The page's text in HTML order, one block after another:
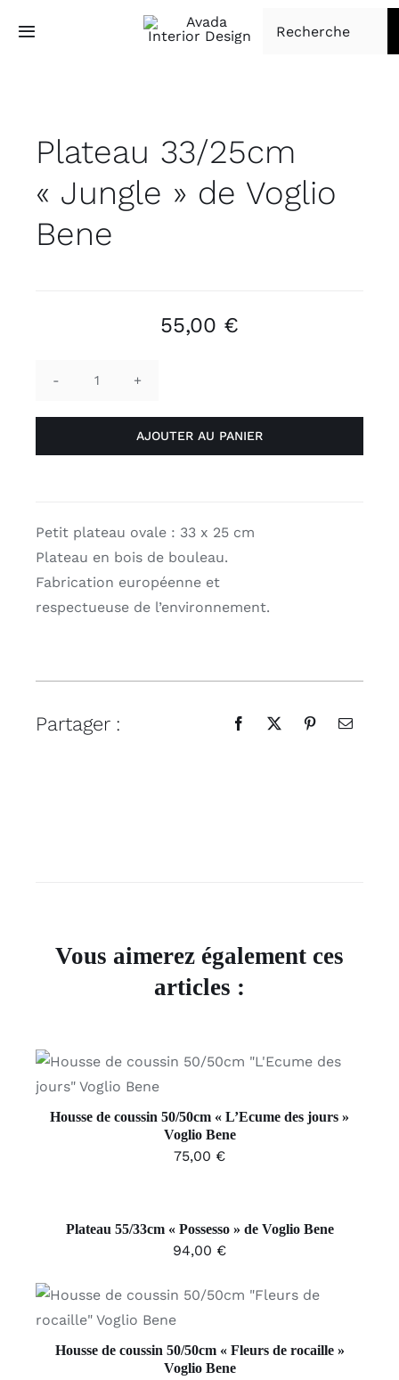
Toggle
Tapisserie d’ameublement
Boutique
Plateau 33/25cm
« Jungle » de Voglio
Bene
55,00 €
de
Plateau
33/25cm
Bene
AJOUTER AU PANIER
Petit plateau ovale : 33 x 25 cm
Plateau en bois de bouleau.
Fabrication européenne et
respectueuse de l’environnement.
Partager :
Vous aimerez également ces
articles :
AJOUTER AU PANIER
/
DÉTAILS
Housse de coussin 50/50cm « L’Ecume des jours »
Voglio Bene
75,00 €
DÉTAILS
Plateau 55/33cm « Possesso » de Voglio Bene
94,00 €
AJOUTER AU PANIER
/
DÉTAILS
Housse de coussin 50/50cm « Fleurs de rocaille »
Voglio Bene